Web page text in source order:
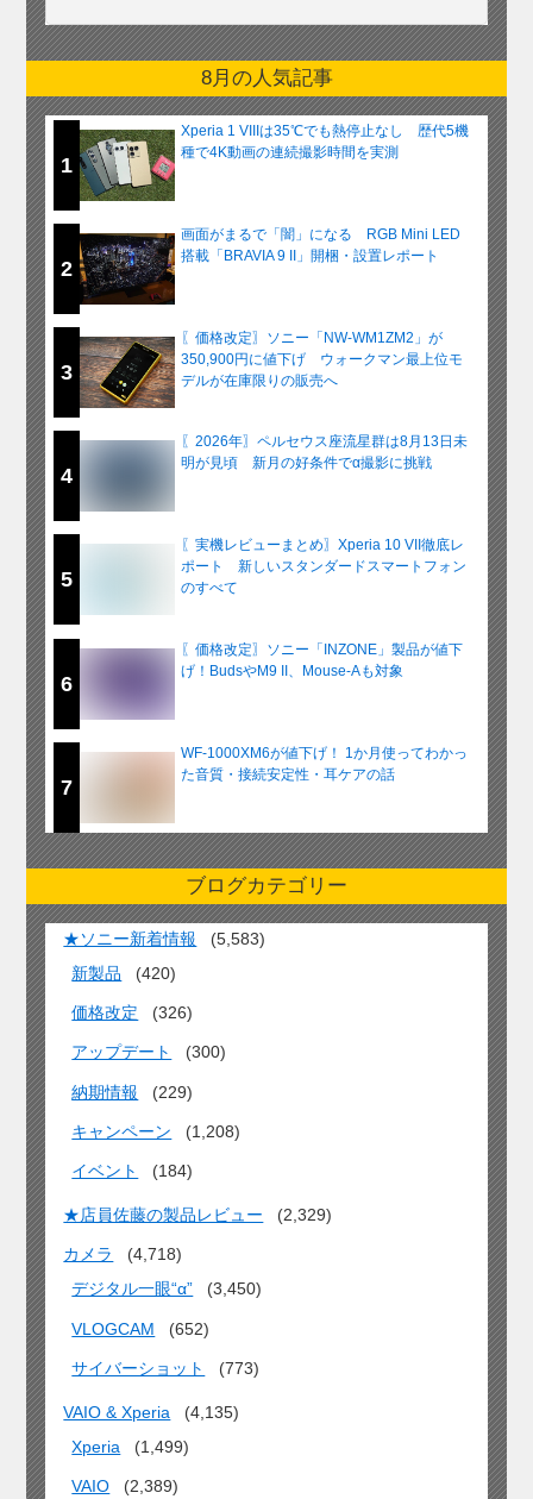
8月の人気記事
1
Xperia 1 VIIIは35℃でも熱停止なし 歴代5機
種で4K動画の連続撮影時間を実測
2
画面がまるで「闇」になる RGB Mini LED
搭載「BRAVIA 9 II」開梱・設置レポート
3
〖価格改定〗ソニー「NW-WM1ZM2」が
350,900円に値下げ ウォークマン最上位モ
デルが在庫限りの販売へ
4
〖2026年〗ペルセウス座流星群は8月13日未
明が見頃 新月の好条件でα撮影に挑戦
5
〖実機レビューまとめ〗Xperia 10 VII徹底レ
ポート 新しいスタンダードスマートフォン
のすべて
6
〖価格改定〗ソニー「INZONE」製品が値下
げ！BudsやM9 II、Mouse-Aも対象
7
WF-1000XM6が値下げ！ 1か月使ってわかっ
た音質・接続安定性・耳ケアの話
ブログカテゴリー
★ソニー新着情報
(5,583)
新製品
(420)
価格改定 (326)
アップデート (300)
納期情報 (229)
キャンペーン (1,208)
イベント (184)
★店員佐藤の製品レビュー (2,329)
カメラ
(4,718)
デジタル一眼“α”
(3,450)
VLOGCAM (652)
サイバーショット (773)
VAIO & Xperia
(4,135)
Xperia
(1,499)
VAIO (2,389)